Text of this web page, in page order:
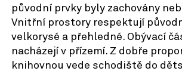
původní prvky byly zachovány
Vnitřní prostory respektují
velkorysé a přehledné. Obývací
nacházejí v přízemí. Z dobře
knihovnou vede schodiště do